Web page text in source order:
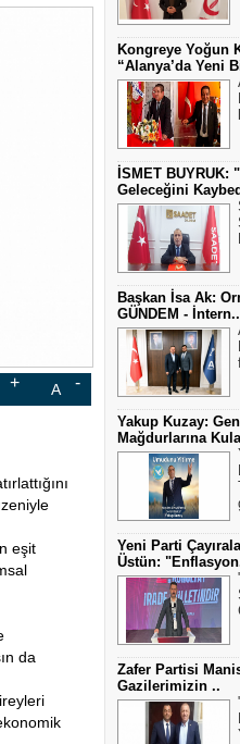
A
eşit
da
Kongreye Yoğun
“Alanya’da Yeni
İSMET BUYRUK:
Geleceğini
Başkan İsa Ak:
GÜNDEM - İntern..
Yakup Kuzay:
Mağdurlarına
Yeni Parti
Üstün:
Zafer Partisi
Gazilerimizin ..